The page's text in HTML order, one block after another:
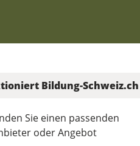
Bildung-Schweiz.ch
Sie einen passenden
oder Angebot